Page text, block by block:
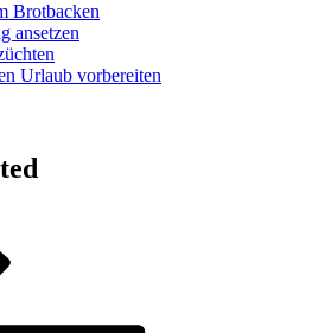
Brotbacken
ansetzen
Urlaub vorbereiten